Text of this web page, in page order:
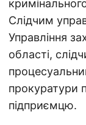
Слідчим
Управління
області,
прокуратури
підприємцю.